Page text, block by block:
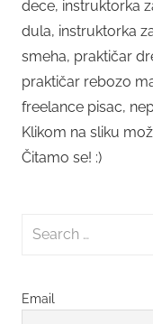
dece, instruktorka
dula, instruktorka
smeha, praktičar
praktičar rebozo
freelance pisac,
Klikom na sliku
Čitamo se! :)
Search
Email